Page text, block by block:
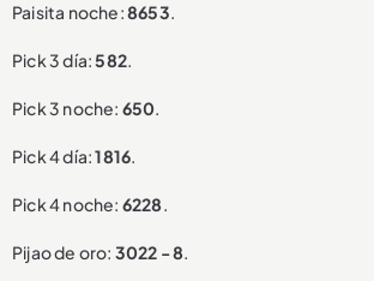
Paisita noche:8653.
Pick 3 día:582.
Pick 3 noche: 650.
Pick 4 día:1816.
Pick 4 noche: 6228.
Pijao de oro: 3022 - 8.